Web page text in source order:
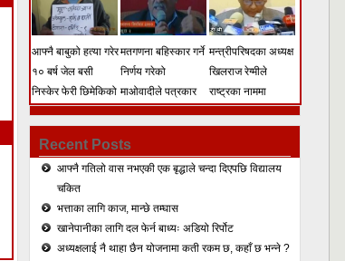
आफ्नै बाबुको हत्या गरेर
१० बर्ष जेल बसी
निस्केर फेरी छिमेकिको
मतगणना बहिस्कार गर्ने
निर्णय गरेको
माओवादीले पत्रकार
मन्त्रीपरिषदका अध्यक्ष
खिलराज रेग्मीले
राष्ट्रका नाममा
Recent Posts
आफ्नै गतिलो वास नभएकी एक बृद्धाले चन्दा दिएपछि विद्यालय
चकित
भत्ताका लागि काज, मान्छे तम्घास
खानेपानीका लागि दल फेर्न बाध्यः अडियो रिर्पोट
अध्यक्षलाई नै थाहा छैन योजनामा कती रकम छ, कहाँ छ भन्ने ?